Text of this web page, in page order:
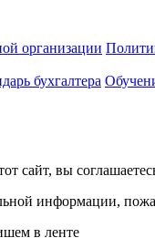
организации
бухгалтера
сайт, вы
информации,
в ленте